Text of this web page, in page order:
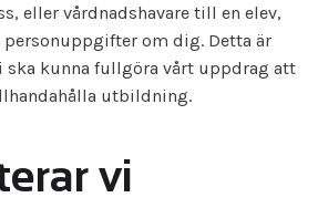
eller vårdnadshavare till en elev,
personuppgifter om dig. Detta är
ska kunna fullgöra vårt uppdrag att
utbildning.
vi